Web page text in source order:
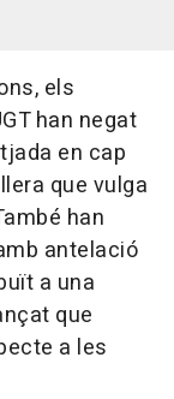
els
han negat
en cap
que vulga
han
antelació
a una
que
a les